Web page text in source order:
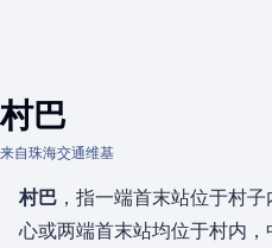
村巴
来自珠海交通维基
村巴 ，指一端首末站位于村
心或两端首末站均位于村内